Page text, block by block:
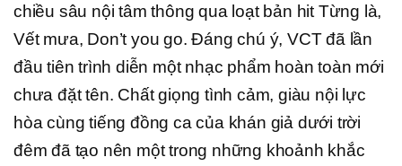
chiều sâu nội tâm thông qua loạt bản hit Từng là,
Vết mưa, Don’t you go. Đáng chú ý, VCT đã lần
đầu tiên trình diễn một nhạc phẩm hoàn toàn mới
chưa đặt tên. Chất giọng tình cảm, giàu nội lực
hòa cùng tiếng đồng ca của khán giả dưới trời
đêm đã tạo nên một trong những khoảnh khắc